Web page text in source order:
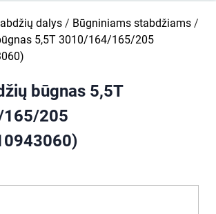
dalys / Būgniniams stabdžiams /
5,5T 3010/164/165/205
būgnas 5,5T
205